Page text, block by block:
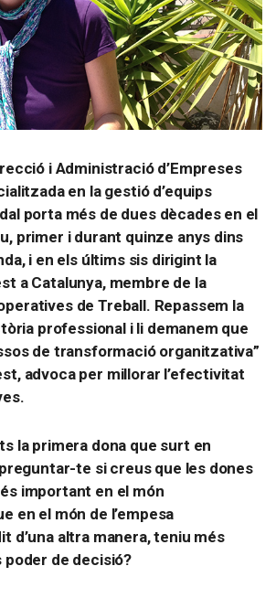
i Administració d’Empreses
en la gestió d’equips
porta més de dues dècades en el
primer i durant quinze anys dins
i en els últims sis dirigint la
a Catalunya, membre de la
de Treball. Repassem la
professional i li demanem que
de transformació organitzativa”
advoca per millorar l’efectivitat
la primera dona que surt en
te si creus que les dones
important en el món
en el món de l’empesa
d’una altra manera, teniu més
de decisió?